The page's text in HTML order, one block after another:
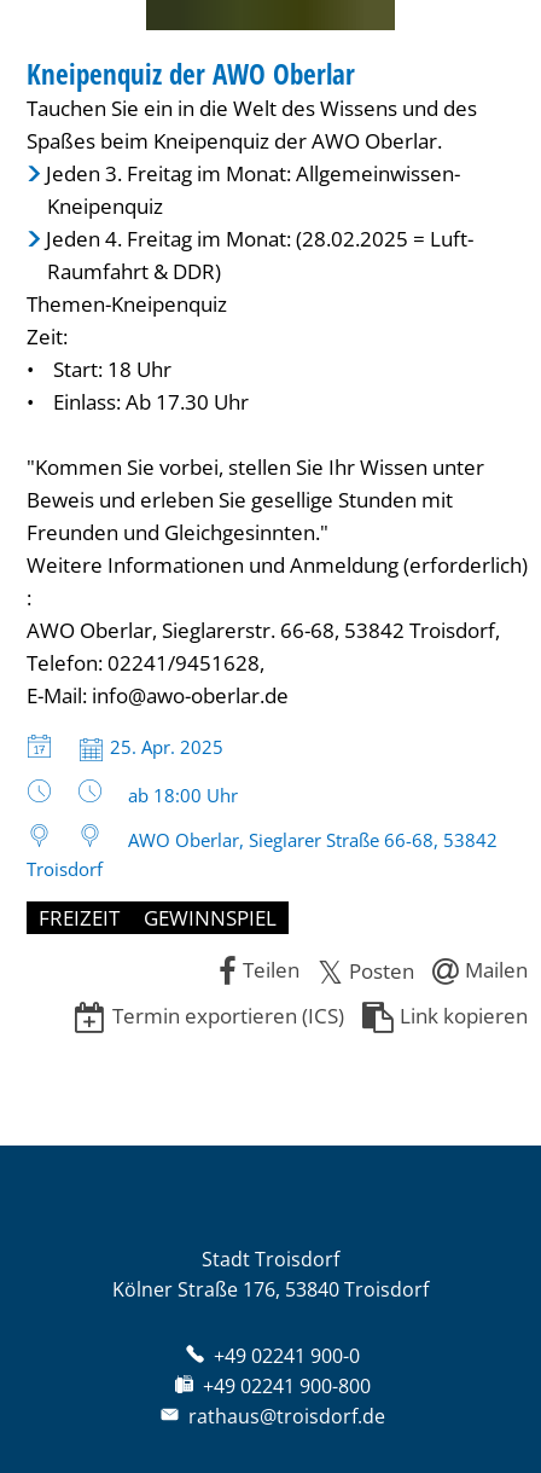
KATEGORIE: TREFFEN
Kneipenquiz der AWO Oberlar
Tauchen Sie ein in die Welt des Wissens und des
Spaßes beim Kneipenquiz der AWO Oberlar.
Jeden 3. Freitag im Monat: Allgemeinwissen-
Kneipenquiz
Jeden 4. Freitag im Monat: (28.02.2025 = Luft-
Raumfahrt & DDR)
Themen-Kneipenquiz
Zeit:
• Start: 18 Uhr
• Einlass: Ab 17.30 Uhr
"Kommen Sie vorbei, stellen Sie Ihr Wissen unter
Beweis und erleben Sie gesellige Stunden mit
Freunden und Gleichgesinnten."
Weitere Informationen und Anmeldung (erforderlich)
:
AWO Oberlar, Sieglarerstr. 66-68, 53842 Troisdorf,
Telefon: 02241/9451628,
E-Mail: info@awo-oberlar.de
Datum:
25. Apr. 2025
Uhrzeit:
ab 18:00 Uhr
AWO Oberlar, Sieglarer Straße 66-68, 53842
Troisdorf
FREIZEIT
GEWINNSPIEL
Teilen
Posten
Mailen
Termin exportieren (ICS)
Link kopieren
Stadt Troisdorf
Kölner Straße 176, 53840 Troisdorf
+49 02241 900-0
+49 02241 900-800
rathaus@troisdorf.de